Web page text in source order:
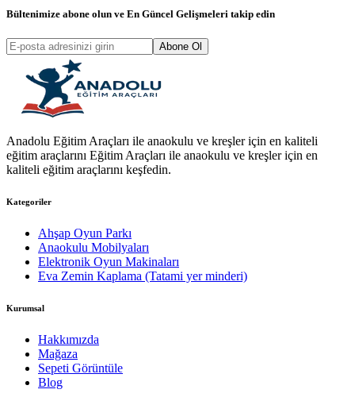
Bültenimize abone olun ve En Güncel Gelişmeleri takip edin
Abone Ol
Anadolu Eğitim Araçları ile anaokulu ve kreşler için en kaliteli
eğitim araçlarını Eğitim Araçları ile anaokulu ve kreşler için en
kaliteli eğitim araçlarını keşfedin.
Kategoriler
Ahşap Oyun Parkı
Anaokulu Mobilyaları
Elektronik Oyun Makinaları
Eva Zemin Kaplama (Tatami yer minderi)
Kurumsal
Hakkımızda
Mağaza
Sepeti Görüntüle
Blog